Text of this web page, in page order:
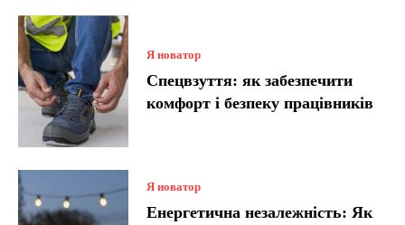
Я новатор
Спецвзуття: як забезпечити
комфорт і безпеку працівників
Я новатор
Енергетична незалежність: Як